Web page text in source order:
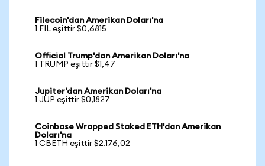
Filecoin'dan Amerikan Doları'na
1 FIL eşittir $0,6815
Official Trump'dan Amerikan Doları'na
1 TRUMP eşittir $1,47
Jupiter'dan Amerikan Doları'na
1 JUP eşittir $0,1827
Coinbase Wrapped Staked ETH'dan Amerikan
Doları'na
1 CBETH eşittir $2.176,02